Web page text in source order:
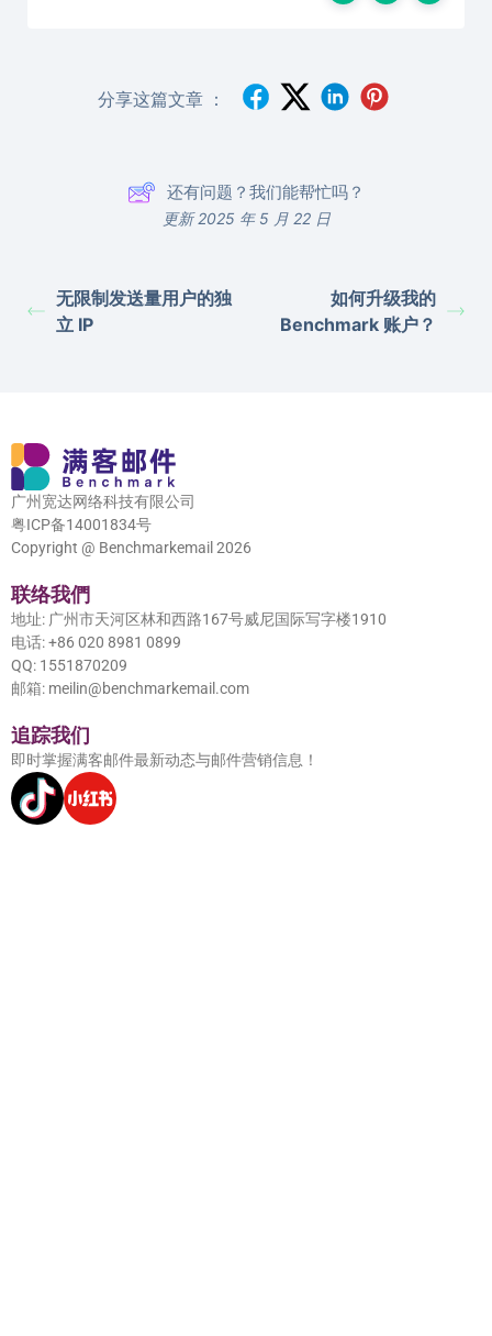
分享这篇文章 ：
还有问题？我们能帮忙吗？
更新 2025 年 5 月 22 日
无限制发送量用户的独
立 IP
如何升级我的
Benchmark 账户？
广州宽达网络科技有限公司
粤ICP备14001834号
Copyright @ Benchmarkemail 2026
联络我們
地址: 广州市天河区林和西路167号威尼国际写字楼1910
电话: +86 020 8981 0899
QQ: 1551870209
邮箱: meilin@benchmarkemail.com
追踪我们
即时掌握满客邮件最新动态与邮件营销信息！